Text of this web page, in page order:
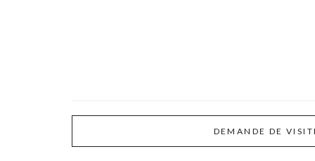
DEMANDE DE